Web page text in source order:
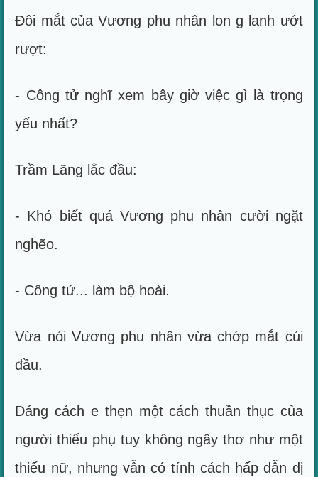
Đôi mắt của Vương phu nhân lon g lanh ướt
rượt:
- Công tử nghĩ xem bây giờ việc gì là trọng
yếu nhất?
Trầm Lãng lắc đầu:
- Khó biết quá Vương phu nhân cười ngặt
nghẽo.
- Công tử... làm bộ hoài.
Vừa nói Vương phu nhân vừa chớp mắt cúi
đầu.
Dáng cách e thẹn một cách thuần thục của
người thiếu phụ tuy không ngây thơ như một
thiếu nữ, nhưng vẫn có tính cách hấp dẫn dị